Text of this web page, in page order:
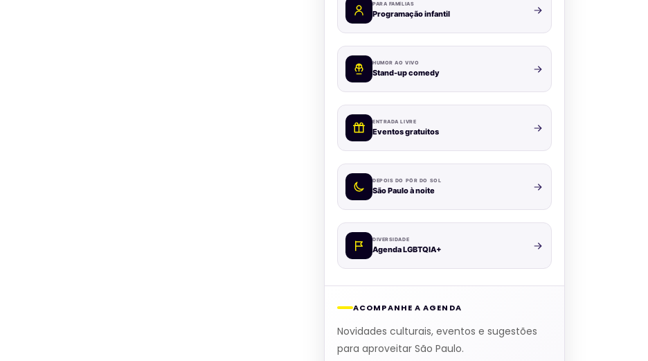
PARA FAMÍLIAS
Programação infantil
HUMOR AO VIVO
Stand-up comedy
ENTRADA LIVRE
Eventos gratuitos
DEPOIS DO PÔR DO SOL
São Paulo à noite
DIVERSIDADE
Agenda LGBTQIA+
ACOMPANHE A AGENDA
Novidades culturais, eventos e sugestões
para aproveitar São Paulo.